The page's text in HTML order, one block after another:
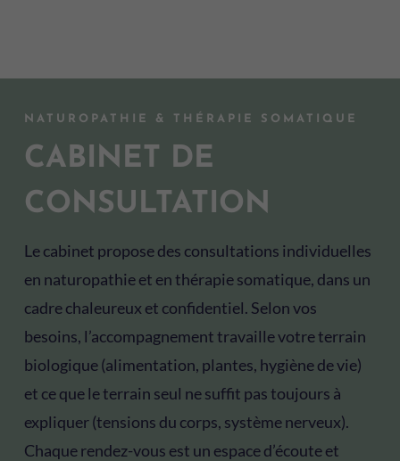
NATUROPATHIE & THÉRAPIE SOMATIQUE
CABINET DE
CONSULTATION
Le cabinet propose des consultations individuelles
en naturopathie et en thérapie somatique, dans un
cadre chaleureux et confidentiel. Selon vos
besoins, l’accompagnement travaille votre terrain
biologique (alimentation, plantes, hygiène de vie)
et ce que le terrain seul ne suffit pas toujours à
expliquer (tensions du corps, système nerveux).
Chaque rendez-vous est un espace d’écoute et